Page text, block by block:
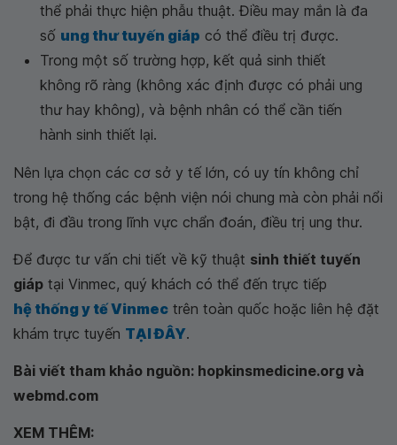
thể phải thực hiện phẫu thuật. Điều may mắn là đa
số ung thư tuyến giáp có thể điều trị được.
Trong một số trường hợp, kết quả sinh thiết
không rõ ràng (không xác định được có phải ung
thư hay không), và bệnh nhân có thể cần tiến
hành sinh thiết lại.
Nên lựa chọn các cơ sở y tế lớn, có uy tín không chỉ
trong hệ thống các bệnh viện nói chung mà còn phải nổi
bật, đi đầu trong lĩnh vực chẩn đoán, điều trị ung thư.
Để được tư vấn chi tiết về kỹ thuật sinh thiết tuyến
giáp tại Vinmec, quý khách có thể đến trực tiếp
hệ thống y tế Vinmec trên toàn quốc hoặc liên hệ đặt
khám trực tuyến TẠI ĐÂY.
Bài viết tham khảo nguồn: hopkinsmedicine.org và
webmd.com
XEM THÊM: